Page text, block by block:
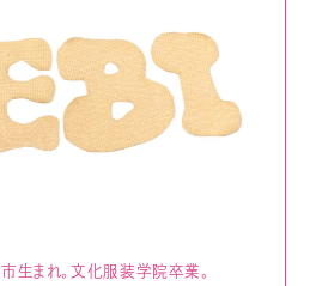
まれ。文化服装学院卒業。